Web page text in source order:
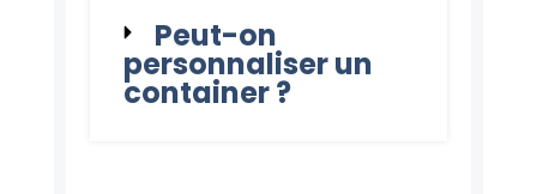
Peut-on
personnaliser un
container ?